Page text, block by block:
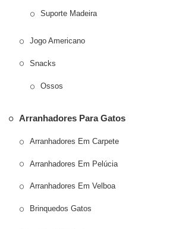
Suporte Madeira
Jogo Americano
Snacks
Ossos
Arranhadores Para Gatos
Arranhadores Em Carpete
Arranhadores Em Pelúcia
Arranhadores Em Velboa
Brinquedos Gatos